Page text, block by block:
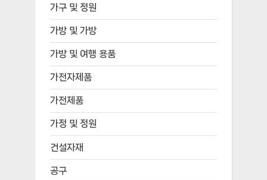
가구 및 정원
가방 및 가방
가방 및 여행 용품
가전자제품
가전제품
가정 및 정원
건설자재
공구